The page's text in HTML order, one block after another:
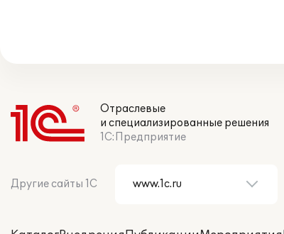
Отраслевые
и специализированные решения
1С:Предприятие
Другие сайты 1С